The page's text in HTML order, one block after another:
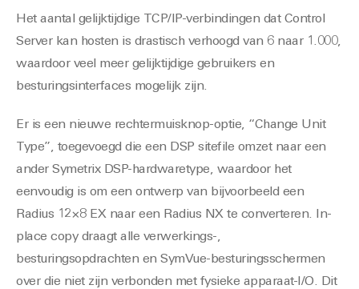
Het aantal gelijktijdige TCP/IP-verbindingen dat Control
Server kan hosten is drastisch verhoogd van 6 naar 1.000,
waardoor veel meer gelijktijdige gebruikers en
besturingsinterfaces mogelijk zijn.
Er is een nieuwe rechtermuisknop-optie, “Change Unit
Type”, toegevoegd die een DSP sitefile omzet naar een
ander Symetrix DSP-hardwaretype, waardoor het
eenvoudig is om een ontwerp van bijvoorbeeld een
Radius 12×8 EX naar een Radius NX te converteren. In-
place copy draagt alle verwerkings-,
besturingsopdrachten en SymVue-besturingsschermen
over die niet zijn verbonden met fysieke apparaat-I/O. Dit